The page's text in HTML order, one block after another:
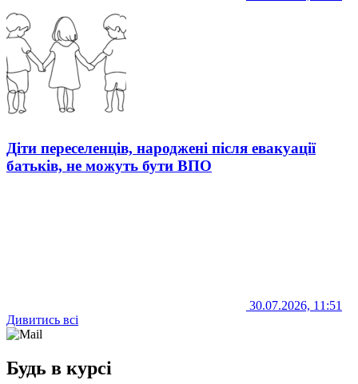
Діти переселенців, народжені після евакуації
батьків, не можуть бути ВПО
30.07.2026, 11:51
Дивитись всі
Будь в курсі